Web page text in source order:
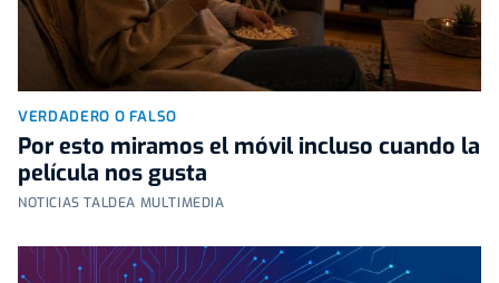
VERDADERO O FALSO
Por esto miramos el móvil incluso cuando la
película nos gusta
NOTICIAS TALDEA MULTIMEDIA